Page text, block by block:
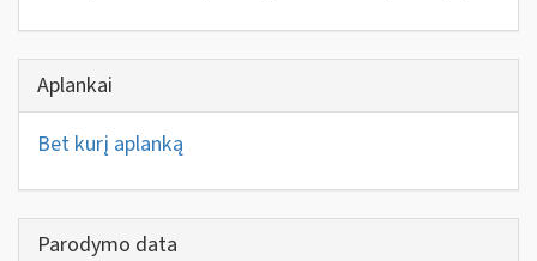
Aplankai
Bet kurį aplanką
Parodymo data